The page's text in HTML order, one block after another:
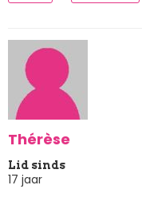
Thérèse
Lid sinds
17 jaar